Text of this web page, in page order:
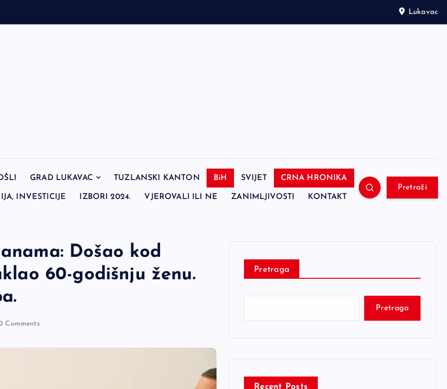
Lukavac
GRAD LUKAVAC TUZLANSKI KANTON BiH SVIJET CRNA HRONIKA
INVESTICIJE IZBORI 2024. VJEROVALI ILI NE ZANIMLJIVOSTI KONTAKT
Pretraži
Došao kod
60-godišnju ženu.
Comments
Pretraga
Pretraga
Recent Posts